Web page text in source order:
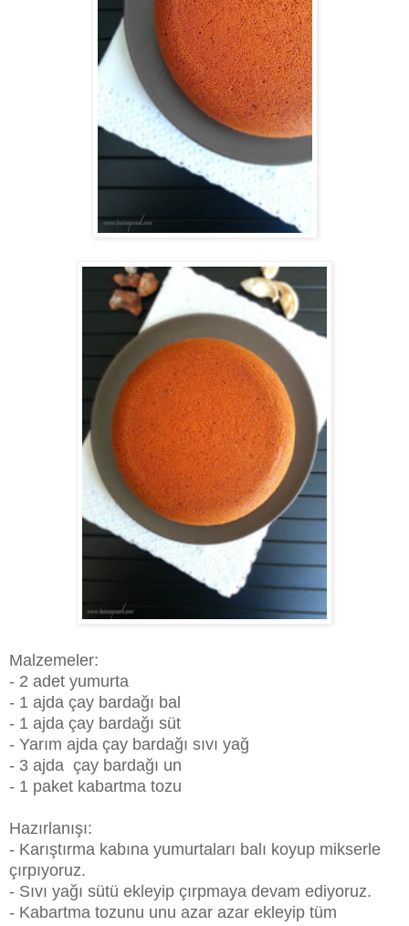
Malzemeler:
- 2 adet yumurta
- 1 ajda çay bardağı bal
- 1 ajda çay bardağı süt
- Yarım ajda çay bardağı sıvı yağ
- 3 ajda çay bardağı un
- 1 paket kabartma tozu
Hazırlanışı:
- Karıştırma kabına yumurtaları balı koyup mikserle
çırpıyoruz.
- Sıvı yağı sütü ekleyip çırpmaya devam ediyoruz.
- Kabartma tozunu unu azar azar ekleyip tüm